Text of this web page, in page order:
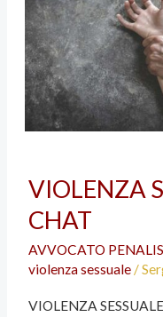
VIOLENZA
CHAT
AVVOCATO
violenza sessuale/
VIOLENZA